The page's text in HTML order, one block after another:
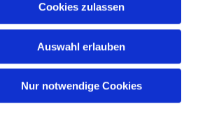
Cookies zulassen
Auswahl erlauben
Nur notwendige Cookies